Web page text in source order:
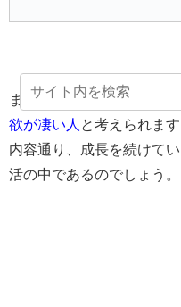
また、ダイソン大学に通
欲が凄い人 と考えられま
内容通り、成長を続けて
活の中であるのでしょう。